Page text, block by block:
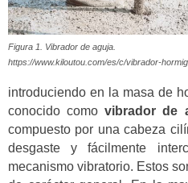
Figura 1. Vibrador de aguja.
https://www.kiloutou.com/es/c/vibrador-
introduciendo en la masa de
conocido comovibrador de
compuesto por una cabeza
desgaste y fácilmente
mecanismo vibratorio. Estos